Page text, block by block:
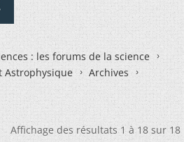
: les forums de la science
Astrophysique
Archives
Affichage des résultats 1 à 18 sur 18